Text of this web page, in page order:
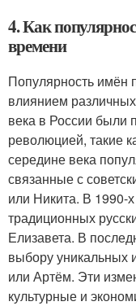
4. Как
времени
Популярность имён
влиянием
века в России были
революцией, такие
середине века
связанные с
или Никита. В 1990-
традиционных
Елизавета. В
выбору уникальных
или Артём. Эти
культурные и